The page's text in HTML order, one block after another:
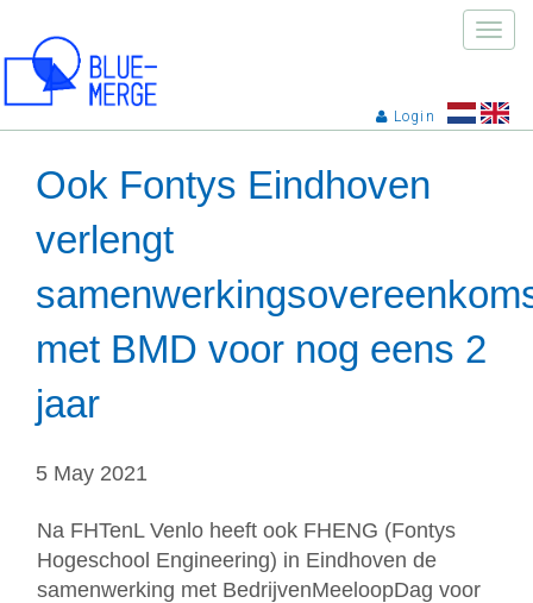
Toggle
Login
Ook Fontys Eindhoven
verlengt
met BMD voor nog eens 2
jaar
5 May 2021
Na FHTenL Venlo heeft ook FHENG (Fontys
Hogeschool Engineering) in Eindhoven de
samenwerking met BedrijvenMeeloopDag voor